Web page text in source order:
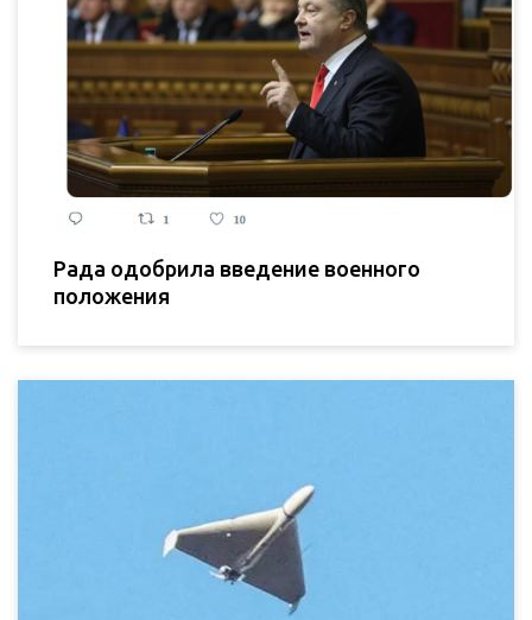
Рада одобрила введение военного
положения